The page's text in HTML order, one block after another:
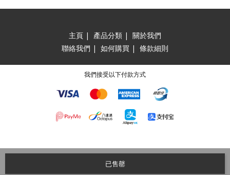
已售罄
主頁 | 產品分類 | 關於我們
聯絡我們 | 如何購買 | 條款細則
我們接受以下付款方式